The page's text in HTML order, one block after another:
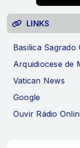
LINKS
Basilica
Arquidiocese de
Vatican News
Google
Ouvir Rádio